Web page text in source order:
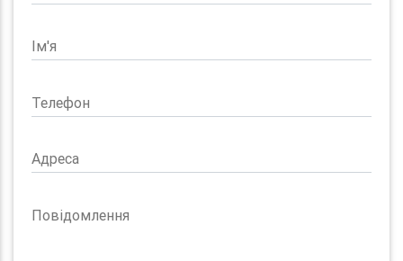
Ім'я
Телефон
Адреса
Повідомлення